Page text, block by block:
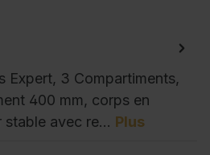
Expert, 3 Compartiments,
400 mm, corps en
stable avec re… Plus